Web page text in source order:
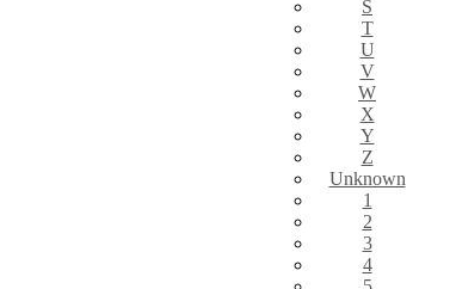
S
T
U
V
W
X
Y
Z
Unknown
1
2
3
4